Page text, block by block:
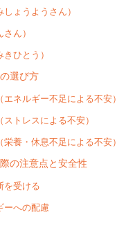
ょうようさん）
ん）
ひとう）
選び方
エネルギー不足による不安）
ストレスによる不安）
栄養・休息不足による不安）
の注意点と安全性
を受ける
ーへの配慮